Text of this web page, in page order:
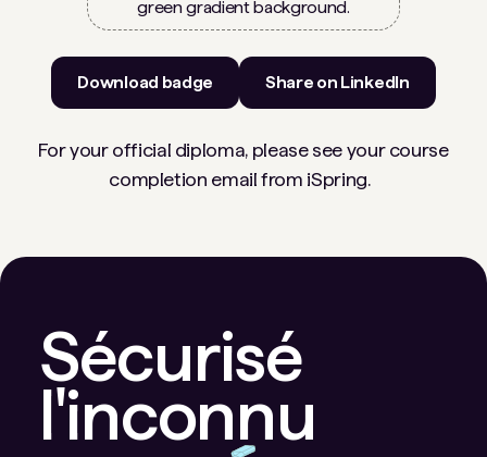
Download badge Share on LinkedIn
For your official diploma, please see your course
completion email from iSpring.
Sécurisé
l'inconnu